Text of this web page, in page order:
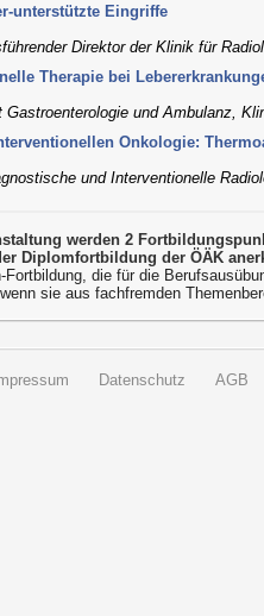
unterstützte Eingriffe
Direktor der Klinik für
Therapie bei
und Ambulanz,
Onkologie:
und Interventionelle
werden 2
Diplomfortbildung der ÖÄK
Fortbildung, die für die
sie aus fachfremden
Datenschutz AGB